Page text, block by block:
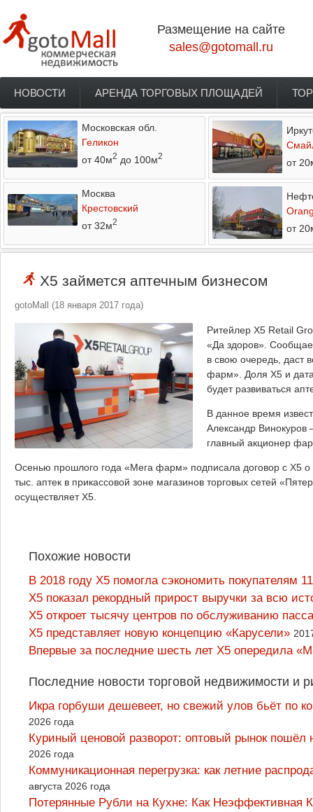
Размещение на сайте
sales@gotomall.ru
Главное меню
НОВОСТИ АРЕНДА ТОРГОВЫХ ПЛОЩАДЕЙ
Московская обл.
Геликон
от 40м2 до 100м2
от
Москва
Крестовский
от 32м2
от
X5 займется аптечным бизнесом
gotoMall (18 января 2017 года)
Ритейлер X5 Retail
«Да здоров».
в свою очередь, даст
фарм». Доля X5 и дата
будет развиваться
В данное время
Александр Винокуров
главный акционер
Осенью прошлого года «Мега фарм» подписала договор с Х5
тыс. аптек в прикассовой зоне магазинов торговых сетей
осуществляет X5.
Похожие новости
В 2018 году X5 помогла сэкономить покупателям
X5 показал рекордный прирост выручки за всю
X5 откроет тысячу центров по обслуживанию
X5 представляет новую концепцию «Карусели»
Впервые за последние шесть лет X5 опередила
Последние новости торговой недвижимости и
Икра горбуши дешевеет, но свежий улов бьёт по
2026 года
Куриный ценовой разворот: оптовый рынок
2026 года
Коммуникационная перегрузка: как летние
августа 2026 года
Потерянные Рубли на Кухне: Как